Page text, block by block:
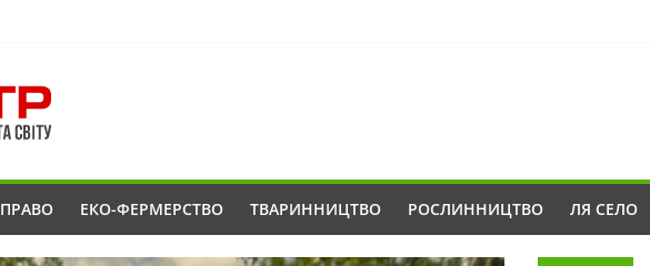
ЕКО-ФЕРМЕРСТВО ТВАРИННИЦТВО РОСЛИННИЦТВО ЛЯ СЕЛО